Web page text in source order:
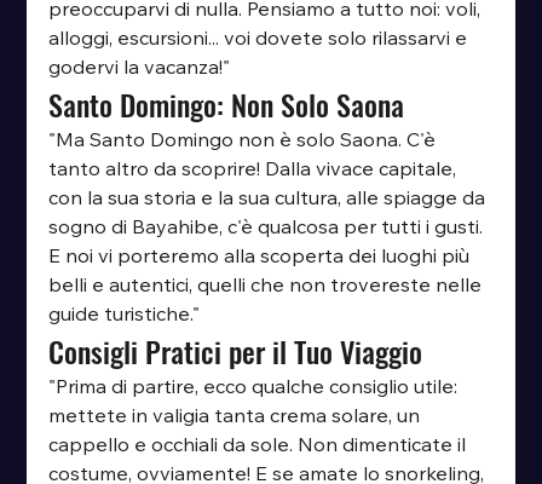
preoccuparvi di nulla. Pensiamo a tutto noi: voli,
alloggi, escursioni... voi dovete solo rilassarvi e
godervi la vacanza!"
Santo Domingo: Non Solo Saona
"Ma Santo Domingo non è solo Saona. C'è
tanto altro da scoprire! Dalla vivace capitale,
con la sua storia e la sua cultura, alle spiagge da
sogno di Bayahibe, c'è qualcosa per tutti i gusti.
E noi vi porteremo alla scoperta dei luoghi più
belli e autentici, quelli che non trovereste nelle
guide turistiche."
Consigli Pratici per il Tuo Viaggio
"Prima di partire, ecco qualche consiglio utile:
mettete in valigia tanta crema solare, un
cappello e occhiali da sole. Non dimenticate il
costume, ovviamente! E se amate lo snorkeling,